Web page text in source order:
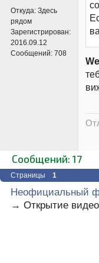
Откуда: Здесь
рядом
Зарегистрирован:
2016.09.12
Сообщений: 708
Сообщений: 17
Страницы 1
Неофициальный
→Открытие